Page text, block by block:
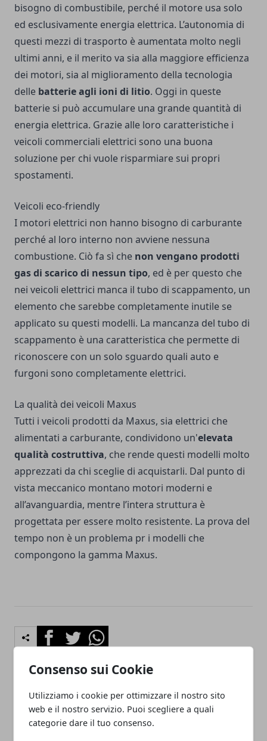
Consenso sui Cookie
Utilizziamo i cookie per ottimizzare il nostro sito
web e il nostro servizio. Puoi scegliere a quali
categorie dare il tuo consenso.
bisogno di combustibile, perché il motore usa solo
ed esclusivamente energia elettrica. L’autonomia di
questi mezzi di trasporto è aumentata molto negli
ultimi anni, e il merito va sia alla maggiore efficienza
dei motori, sia al miglioramento della tecnologia
delle batterie agli ioni di litio. Oggi in queste
batterie si può accumulare una grande quantità di
energia elettrica. Grazie alle loro caratteristiche i
veicoli commerciali elettrici sono una buona
soluzione per chi vuole risparmiare sui propri
spostamenti.
Veicoli eco-friendly
I motori elettrici non hanno bisogno di carburante
perché al loro interno non avviene nessuna
combustione. Ciò fa sì che non vengano prodotti
gas di scarico di nessun tipo, ed è per questo che
nei veicoli elettrici manca il tubo di scappamento, un
elemento che sarebbe completamente inutile se
applicato su questi modelli. La mancanza del tubo di
scappamento è una caratteristica che permette di
riconoscere con un solo sguardo quali auto e
furgoni sono completamente elettrici.
La qualità dei veicoli Maxus
Tutti i veicoli prodotti da Maxus, sia elettrici che
alimentati a carburante, condividono un'elevata
qualità costruttiva, che rende questi modelli molto
apprezzati da chi sceglie di acquistarli. Dal punto di
vista meccanico montano motori moderni e
all’avanguardia, mentre l’intera struttura è
progettata per essere molto resistente. La prova del
tempo non è un problema pr i modelli che
compongono la gamma Maxus.
FacebookTwitterWhatsapp
Articolo Precedente
I vantaggi del noleggio
auto a lungo termine per
Articolo Successivo
Pezzi di ricambio per auto: